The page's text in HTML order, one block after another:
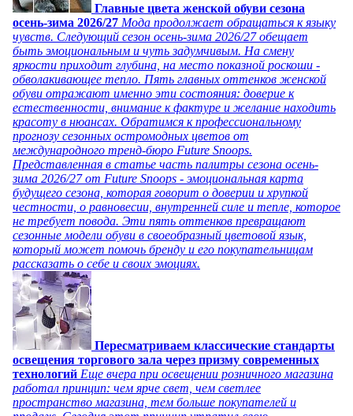
Главные цвета женской обуви сезона
осень-зима 2026/27 Мода продолжает обращаться к языку
чувств. Следующий сезон осень-зима 2026/27 обещает
быть эмоциональным и чуть задумчивым. На смену
яркости приходит глубина, на место показной роскоши -
обволакивающее тепло. Пять главных оттенков женской
обуви отражают именно эти состояния: доверие к
естественности, внимание к фактуре и желание находить
красоту в нюансах. Обратимся к профессиональному
прогнозу сезонных остромодных цветов от
международного тренд-бюро Future Snoops.
Представленная в статье часть палитры сезона осень-
зима 2026/27 от Future Snoops - эмоциональная карта
будущего сезона, которая говорит о доверии и хрупкой
честности, о равновесии, внутренней силе и тепле, которое
не требует повода. Эти пять оттенков превращают
сезонные модели обуви в своеобразный цветовой язык,
который может помочь бренду и его покупательницам
рассказать о себе и своих эмоциях.
Пересматриваем классические стандарты
освещения торгового зала через призму современных
технологий Еще вчера при освещении розничного магазина
работал принцип: чем ярче свет, чем светлее
пространство магазина, тем больше покупателей и